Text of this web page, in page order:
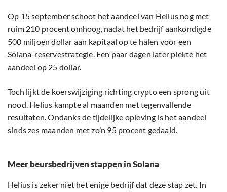
Op 15 september schoot het aandeel van Helius nog met
ruim 210 procent omhoog, nadat het bedrijf aankondigde
500 miljoen dollar aan kapitaal op te halen voor een
Solana-reservestrategie. Een paar dagen later piekte het
aandeel op 25 dollar.
Toch lijkt de koerswijziging richting crypto een sprong uit
nood. Helius kampte al maanden met tegenvallende
resultaten. Ondanks de tijdelijke opleving is het aandeel
sinds zes maanden met zo’n 95 procent gedaald.
Meer beursbedrijven stappen in Solana
Helius is zeker niet het enige bedrijf dat deze stap zet. In